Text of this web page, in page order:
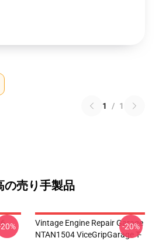
1 / 1
の売り手製品
Vintage Engine Repair Garage
NTAN1504 ViceGripGarage T-
-20%